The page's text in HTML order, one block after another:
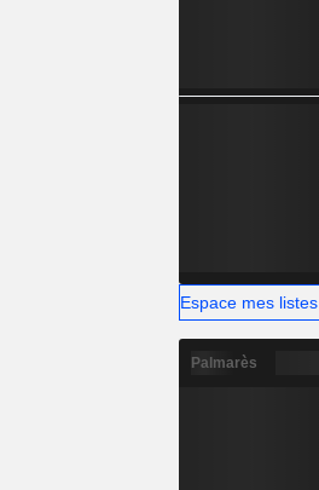
Espace mes listes
Palmarès